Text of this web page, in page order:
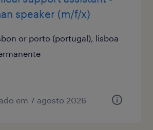
speaker (m/f/x)
or porto (portugal), lisboa
em 7 agosto 2026